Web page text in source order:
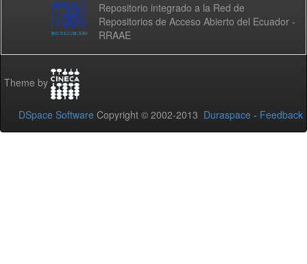
Repositorio integrado a la Red de
Repositorios de Acceso Abierto del Ecuador -
RRAAE
Theme by
DSpace Software Copyright © 2002-2013 Duraspace - Feedback